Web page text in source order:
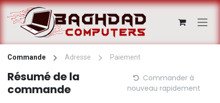
Se rendre au contenu
Commande Adresse Paiement
Résumé de la
commande
Commander à
nouveau rapidement